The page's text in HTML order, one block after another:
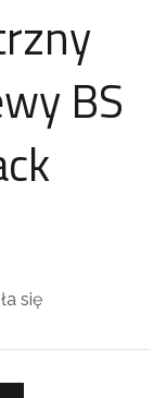
BS
się